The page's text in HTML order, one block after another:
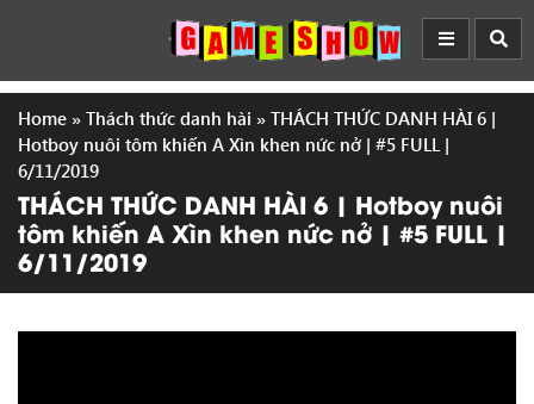
Home » Thách thức danh hài » THÁCH THỨC DANH HÀI 6 |
Hotboy nuôi tôm khiến A Xìn khen nức nở | #5 FULL |
6/11/2019
THÁCH THỨC DANH HÀI 6 | Hotboy nuôi
tôm khiến A Xìn khen nức nở | #5 FULL |
6/11/2019